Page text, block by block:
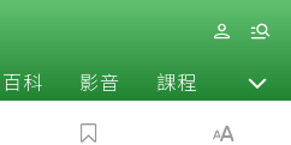
百科 影音 課程 退休